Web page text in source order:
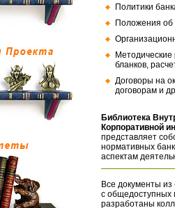
Политики
Положения об
бланков,
Договоры на
договорам и
Библиотека
Корпоративной
представляет
нормативных
аспектам
Все документы
с общедоступных
разработаны